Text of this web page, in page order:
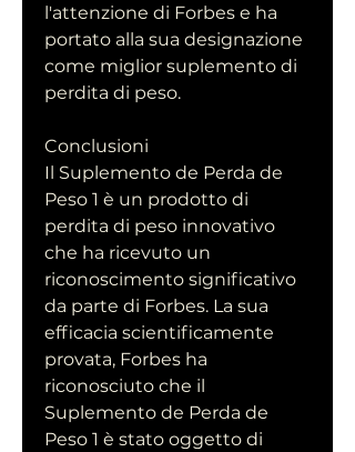
l'attenzione di Forbes e ha
portato alla sua designazione
come miglior suplemento di
perdita di peso.
Conclusioni
Il Suplemento de Perda de
Peso 1 è un prodotto di
perdita di peso innovativo
che ha ricevuto un
riconoscimento significativo
da parte di Forbes. La sua
efficacia scientificamente
provata, Forbes ha
riconosciuto che il
Suplemento de Perda de
Peso 1 è stato oggetto di